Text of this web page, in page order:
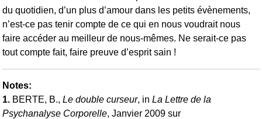
du quotidien, d’un plus d’amour dans les petits évènements,
n’est-ce pas tenir compte de ce qui en nous voudrait nous
faire accéder au meilleur de nous-mêmes. Ne serait-ce pas
tout compte fait, faire preuve d’esprit sain !
Notes:
1. BERTE, B.,Le double curseur, inLa Lettre de la
Psychanalyse Corporelle, Janvier 2009 sur